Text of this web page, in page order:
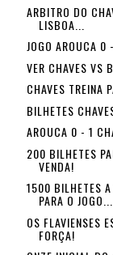
ARBITRO DO
LISBOA...
JOGO AROUCA 0
VER CHAVES VS
CHAVES TREINA
BILHETES
AROUCA 0 - 1
200 BILHETES
VENDA!
1500 BILHETES
PARA O JOGO...
OS FLAVIENSES
FORÇA!